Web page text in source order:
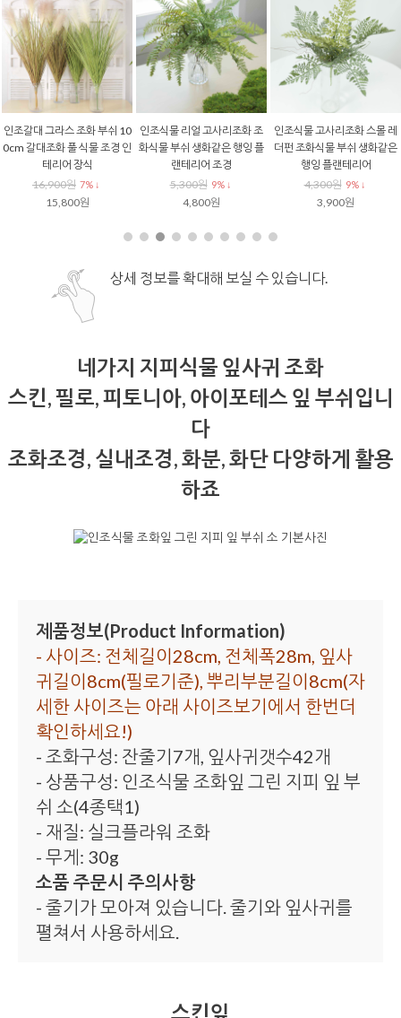
인조갈대 그라스 조화 부쉬 10
0cm 갈대조화 풀 식물 조경 인
테리어 장식
16,900원 7% ↓
15,800원
인조식물 리얼 고사리조화 조
화식물 부쉬 생화같은 행잉 플
랜테리어 조경
5,300원 9% ↓
4,800원
인조식물 고사리조화 스몰 레
더펀 조화식물 부쉬 생화같은
행잉 플랜테리어
4,300원 9% ↓
3,900원
상세 정보를 확대해 보실 수 있습니다.
네가지 지피식물 잎사귀 조화
스킨, 필로, 피토니아, 아이포테스 잎 부쉬입니
다
조화조경, 실내조경, 화분, 화단 다양하게 활용
하죠
제품정보(Product Information)
- 사이즈: 전체길이28cm, 전체폭28m, 잎사
귀길이8cm(필로기준), 뿌리부분길이8cm(자
세한 사이즈는 아래 사이즈보기에서 한번더
확인하세요!)
- 조화구성: 잔줄기7개, 잎사귀갯수42개
- 상품구성: 인조식물 조화잎 그린 지피 잎 부
쉬 소(4종택1)
- 재질: 실크플라워 조화
- 무게: 30g
소품 주문시 주의사항
- 줄기가 모아져 있습니다. 줄기와 잎사귀를
펼쳐서 사용하세요.